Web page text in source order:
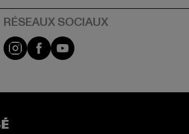
Visit our Instagram page:
Visit our Facebook page:
Visit our YouTube channel: